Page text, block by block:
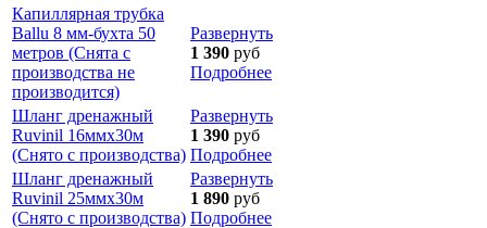
Капиллярная трубка
Ballu 8 мм-бухта 50
метров (Снята с
производства не
производится)
Развернуть
1 390 руб
Подробнее
Шланг дренажный
Ruvinil 16ммх30м
(Снято с производства)
Развернуть
1 390 руб
Подробнее
Шланг дренажный
Ruvinil 25ммх30м
(Снято с производства)
Развернуть
1 890 руб
Подробнее